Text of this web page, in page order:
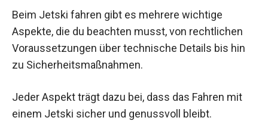
Beim Jetski fahren gibt es mehrere wichtige
Aspekte, die du beachten musst, von rechtlichen
Voraussetzungen über technische Details bis hin
zu Sicherheitsmaßnahmen.
Jeder Aspekt trägt dazu bei, dass das Fahren mit
einem Jetski sicher und genussvoll bleibt.